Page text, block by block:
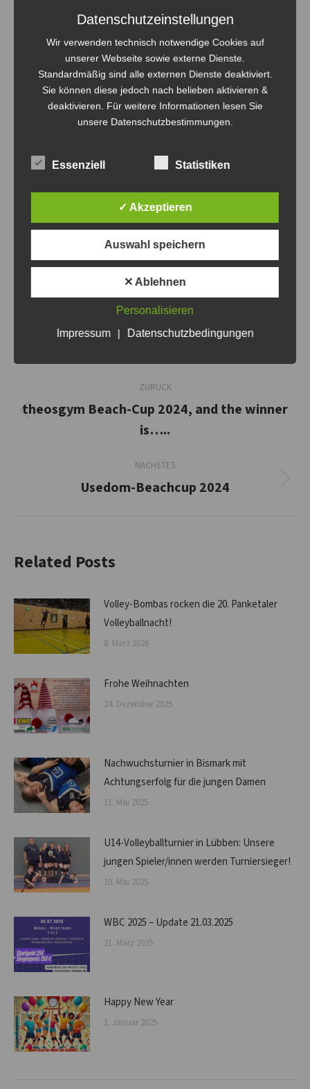
Bad Liebenwerda lud zum
12. Oktober 2025
In "U18 Mixed"
Category:Allgemein VonPaul Buchwald
8. Juni 2024
Freunde Malchower Malchower Mixed Masters
Autor:Paul Buchwald
Kommentarnavigation
ZURÜCK
Vorheriger
Beitrag:
theosgym Beach-Cup 2024, and the winner
is…..
NÄCHSTES
Nächster
Usedom-Beachcup 2024
Related Posts
Volley-Bombas rocken die 20. Panketaler
Volleyballnacht!
8. März 2026
Frohe Weihnachten
24. Dezember 2025
Nachwuchsturnier in Bismark mit
Achtungserfolg für die jungen Damen
11. Mai 2025
U14-Volleyballturnier in Lübben: Unsere
jungen Spieler/innen werden Turniersieger!
10. Mai 2025
WBC 2025 – Update 21.03.2025
21. März 2025
Happy New Year
1. Januar 2025
Datenschutzeinstellungen
Wir verwenden technisch notwendige Cookies auf
unserer Webseite sowie externe Dienste.
Standardmäßig sind alle externen Dienste deaktiviert.
Sie können diese jedoch nach belieben aktivieren &
deaktivieren. Für weitere Informationen lesen Sie
unsere Datenschutzbestimmungen.
Essenziell Statistiken
✓ Akzeptieren
Auswahl speichern
✕ Ablehnen
Personalisieren
Impressum
| Datenschutzbedingungen